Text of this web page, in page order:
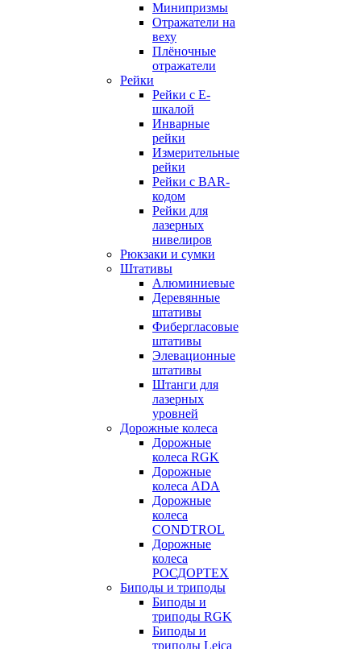
Минипризмы
Отражатели на
веху
Плёночные
отражатели
Рейки
Рейки с E-
шкалой
Инварные
рейки
Измерительные
рейки
Рейки с BAR-
кодом
Рейки для
лазерных
нивелиров
Рюкзаки и сумки
Штативы
Алюминиевые
Деревянные
штативы
Фибергласовые
штативы
Элевационные
штативы
Штанги для
лазерных
уровней
Дорожные колеса
Дорожные
колеса RGK
Дорожные
колеса ADA
Дорожные
колеса
CONDTROL
Дорожные
колеса
РОСДОРТЕХ
Биподы и триподы
Биподы и
триподы RGK
Биподы и
триподы Leica